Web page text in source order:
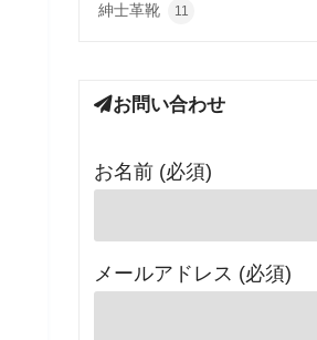
紳士革靴 11
お問い合わせ
お名前 (必須)
メールアドレス (必須)